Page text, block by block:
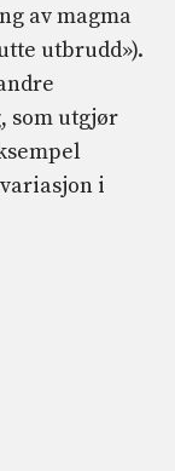
av magma
utbrudd»).
som utgjør
i